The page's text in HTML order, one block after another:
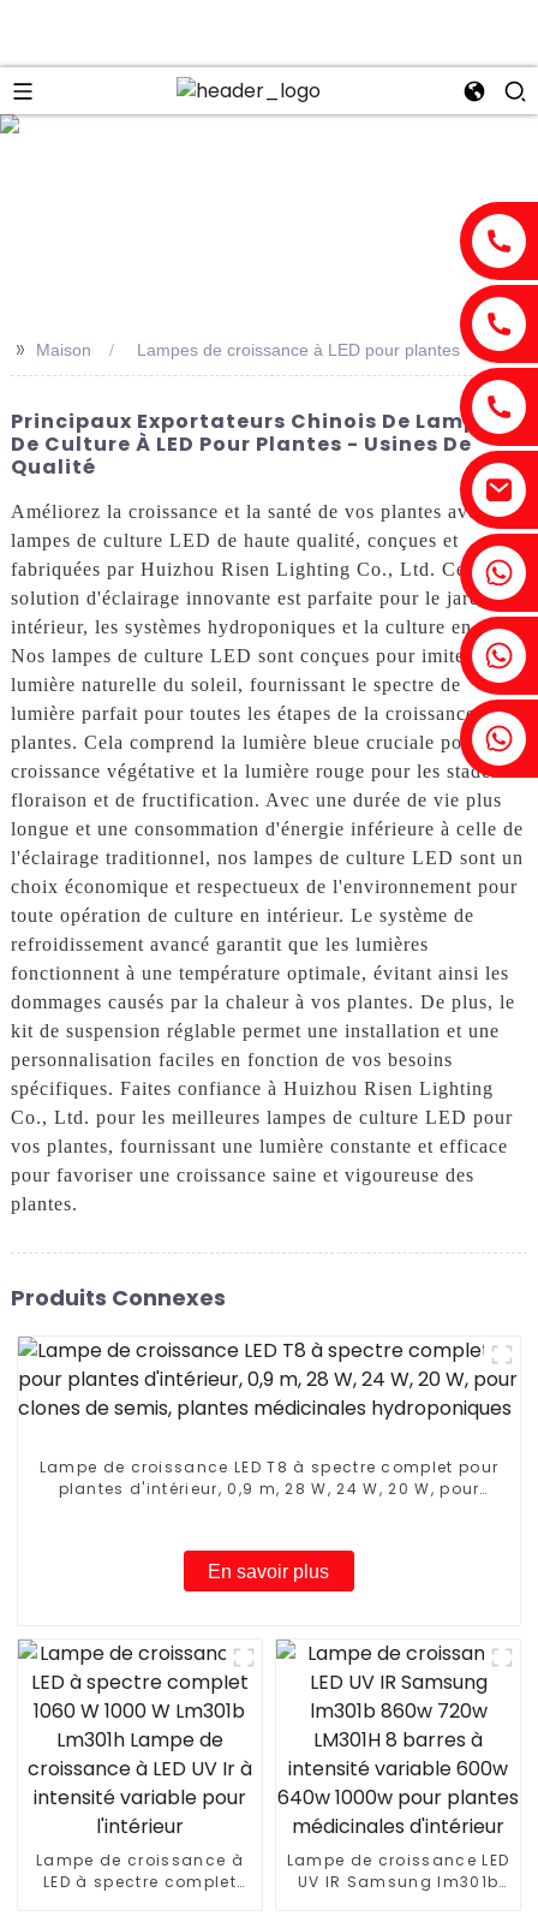
Fenia : +86 18607525299
Lierre : +86 18607522355
Tobin : +86 18818667168
>> Maison Lampes de croissance à LED pour plantes
Principaux Exportateurs Chinois De Lampes
De Culture À LED Pour Plantes - Usines De
Qualité
Améliorez la croissance et la santé de vos plantes avec nos
lampes de culture LED de haute qualité, conçues et
fabriquées par Huizhou Risen Lighting Co., Ltd. Cette
solution d'éclairage innovante est parfaite pour le jardinage
intérieur, les systèmes hydroponiques et la culture en serre.
Nos lampes de culture LED sont conçues pour imiter la
lumière naturelle du soleil, fournissant le spectre de
lumière parfait pour toutes les étapes de la croissance des
plantes. Cela comprend la lumière bleue cruciale pour la
croissance végétative et la lumière rouge pour les stades de
floraison et de fructification. Avec une durée de vie plus
longue et une consommation d'énergie inférieure à celle de
l'éclairage traditionnel, nos lampes de culture LED sont un
choix économique et respectueux de l'environnement pour
toute opération de culture en intérieur. Le système de
refroidissement avancé garantit que les lumières
fonctionnent à une température optimale, évitant ainsi les
dommages causés par la chaleur à vos plantes. De plus, le
kit de suspension réglable permet une installation et une
personnalisation faciles en fonction de vos besoins
spécifiques. Faites confiance à Huizhou Risen Lighting
Co., Ltd. pour les meilleures lampes de culture LED pour
vos plantes, fournissant une lumière constante et efficace
pour favoriser une croissance saine et vigoureuse des
plantes.
Produits Connexes
Lampe de croissance LED T8 à spectre complet pour
plantes d'intérieur, 0,9 m, 28 W, 24 W, 20 W, pour
En savoir plus
Lampe de croissance à
LED à spectre complet
Lampe de croissance LED
UV IR Samsung lm301b